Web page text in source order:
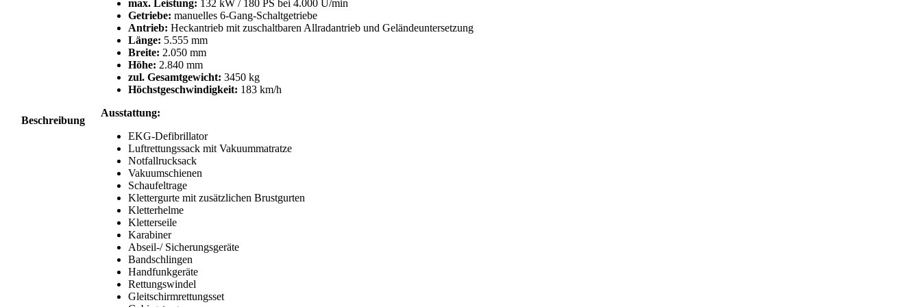
Beschreibung
max. Leistung: 132 kW / 180 PS bei 4.000 U/min
Getriebe: manuelles 6-Gang-Schaltgetriebe
Antrieb: Heckantrieb mit zuschaltbaren Allradantrieb und Geländeuntersetzung
Länge: 5.555 mm
Breite: 2.050 mm
Höhe: 2.840 mm
zul. Gesamtgewicht: 3450 kg
Höchstgeschwindigkeit: 183 km/h
Ausstattung:
EKG-Defibrillator
Luftrettungssack mit Vakuummatratze
Notfallrucksack
Vakuumschienen
Schaufeltrage
Klettergurte mit zusätzlichen Brustgurten
Kletterhelme
Kletterseile
Karabiner
Abseil-/ Sicherungsgeräte
Bandschlingen
Handfunkgeräte
Rettungswindel
Gleitschirmrettungsset